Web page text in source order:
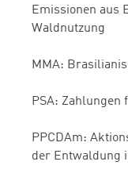
Emissionen aus
Waldnutzung
MMA:
PSA:
PPCDAm:
der Entwaldung